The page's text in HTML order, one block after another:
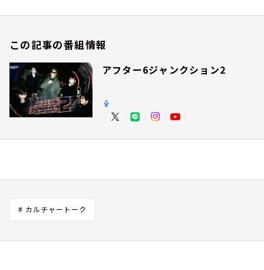
この記事の番組情報
アフター6ジャンクション2
# カルチャートーク